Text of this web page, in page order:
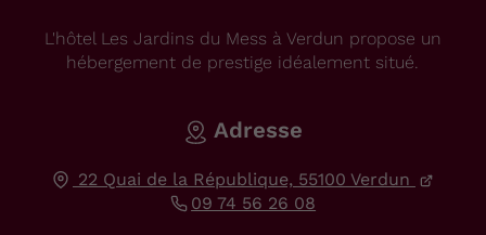
L'hôtel Les Jardins du Mess à Verdun propose un
hébergement de prestige idéalement situé.
Adresse
22 Quai de la République, 55100 Verdun
09 74 56 26 08